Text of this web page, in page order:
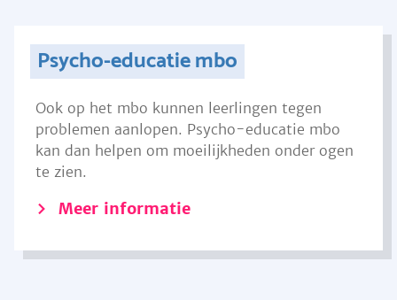
Psycho-educatie mbo
Ook op het mbo kunnen leerlingen tegen
problemen aanlopen. Psycho-educatie mbo
kan dan helpen om moeilijkheden onder ogen
te zien.
Meer informatie